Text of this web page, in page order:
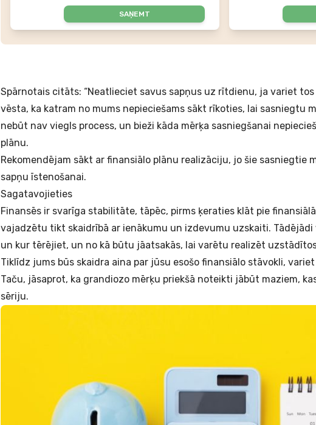
SAŅEMT
Spārnotais citāts: “Neatlieciet savus sapņus uz rītdienu, ja variet
vēsta, ka katram no mums nepieciešams sākt rīkoties, lai sasniegtu
nebūt nav viegls process, un bieži kāda mērķa sasniegšanai
plānu.
Rekomendējam sākt ar finansiālo plānu realizāciju, jo šie sasniegtie
sapņu īstenošanai.
Sagatavojieties
Finansēs ir svarīga stabilitāte, tāpēc, pirms ķeraties klāt pie
vajadzētu tikt skaidrībā ar ienākumu un izdevumu uzskaiti.
un kur tērējiet, un no kā būtu jāatsakās, lai varētu realizēt
Tiklīdz jums būs skaidra aina par jūsu esošo finansiālo stāvokli,
Taču, jāsaprot, ka grandiozo mērķu priekšā noteikti jābūt maziem,
sēriju.